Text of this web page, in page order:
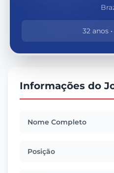
32 anos
Informações do
Nome Completo
Posição